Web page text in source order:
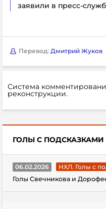
заявили в пресс-
Перевод: Дмитрий Жуков
Система
реконструкции.
ГОЛЫ С ПОДСКАЗКАМИ
06.02.2026
НХЛ. Голы с
Голы Свечникова и